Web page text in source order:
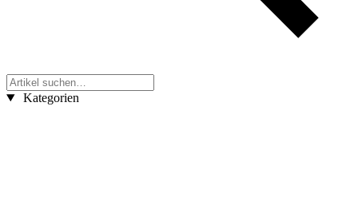
Kategorien